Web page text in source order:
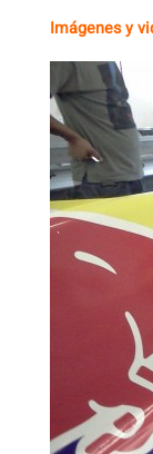
Imágenes y